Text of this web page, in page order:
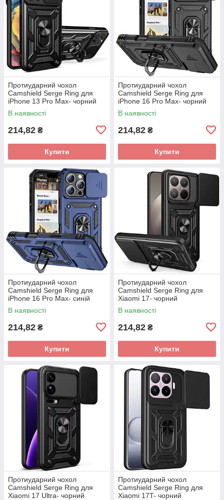
Протиударний чохол
Camshield Serge Ring для
iPhone 13 Pro Max- чорний
В наявності
214,82 ₴
Купити
Протиударний чохол
Camshield Serge Ring для
iPhone 16 Pro Max- чорний
В наявності
214,82 ₴
Купити
Протиударний чохол
Camshield Serge Ring для
iPhone 16 Pro Max- синій
В наявності
214,82 ₴
Купити
Протиударний чохол
Camshield Serge Ring для
Xiaomi 17- чорний
В наявності
214,82 ₴
Купити
Протиударний чохол
Camshield Serge Ring для
Xiaomi 17 Ultra- чорний
Протиударний чохол
Camshield Serge Ring для
Xiaomi 17T- чорний